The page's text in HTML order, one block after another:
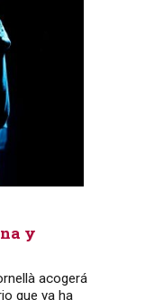
y
acogerá
que ya ha